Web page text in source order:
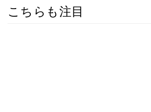
こちらも注目